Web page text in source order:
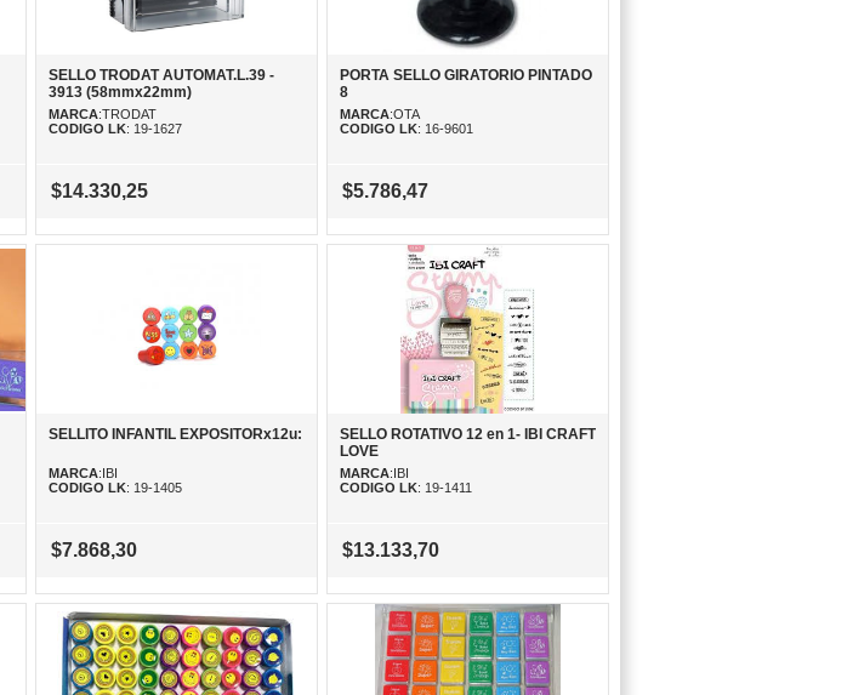
SELLO TRODAT AUTOMAT.L.39 -
3913 (58mmx22mm)
MARCA:TRODAT
CODIGO LK: 19-1627
$14.330,25
PORTA SELLO GIRATORIO PINTADO
8
MARCA:OTA
CODIGO LK: 16-9601
$5.786,47
SELLITO INFANTIL EXPOSITORx12u:
MARCA:IBI
CODIGO LK: 19-1405
$7.868,30
SELLO ROTATIVO 12 en 1- IBI CRAFT
LOVE
MARCA:IBI
CODIGO LK: 19-1411
$13.133,70